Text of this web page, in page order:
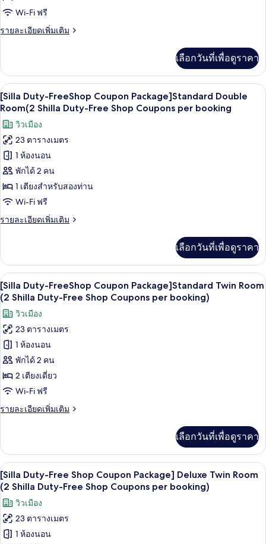
ลัก
ซ์
(High
Floor)
Wi-Fi ฟรี
รายละเอียดเพิ่มเติม
ราย
เกี่ยว
กับ
ห้อง
ดี
ซ์
ทวิ
น
(High
Floor)
เลือกวันที่เพื่อดูราคา
เปิด
ภาพถ่าย
ทั้งหมด
ของ
[Silla
Duty-
FreeShop
Coupon
Package]Standard
Double
Duty-
Free
Shop
Coupons
per
booking
9
[Silla Duty-FreeShop Coupon Package]Standard Double
Room(2 Shilla Duty-Free Shop Coupons per booking
วิวเมือง
23 ตารางเมตร
1 ห้องนอน
พักได้ 2 คน
1 เตียงสำหรับสองท่าน
Wi-Fi ฟรี
รายละเอียดเพิ่มเติม
ราย
เกี่ยว
กับ
[Silla
Duty-
FreeShop
Coupon
Package]Standard
Double
Room(2
Shilla
Free
Shop
per
เลือกวันที่เพื่อดูราคา
เปิด
ภาพถ่าย
ทั้งหมด
ของ
[Silla
Duty-
FreeShop
Coupon
Package]Standard
Twin
Shilla
Duty-
Free
Shop
Coupons
per
booking)
เครื่องนอนระดับพรีเมียม, ตู้นิรภัยในห้
12
[Silla Duty-FreeShop Coupon Package]Standard Twin Room
(2 Shilla Duty-Free Shop Coupons per booking)
วิวเมือง
23 ตารางเมตร
1 ห้องนอน
พักได้ 2 คน
2 เตียงเดี่ยว
Wi-Fi ฟรี
รายละเอียดเพิ่มเติม
ราย
เกี่ยว
กับ
[Silla
Duty-
FreeShop
Coupon
Package]Standard
Twin
Room
เลือกวันที่เพื่อดูราคา
เปิด
ภาพถ่าย
ทั้งหมด
ของ
[Silla
เครื่องนอนระดับพรีเมียม, ตู้นิรภัยในห้
10
[Silla Duty-Free Shop Coupon Package] Deluxe Twin Room
(2 Shilla Duty-Free Shop Coupons per booking)
วิวเมือง
23 ตารางเมตร
1 ห้องนอน